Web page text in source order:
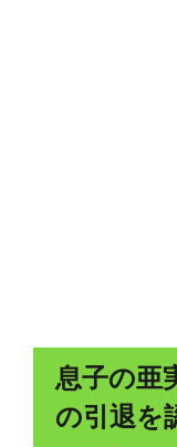
息子の亜
の引退を